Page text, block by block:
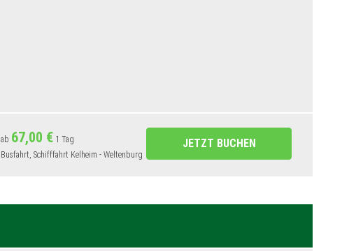
ab 67,00 € 1 Tag
Busfahrt, Schifffahrt Kelheim - Weltenburg
JETZT BUCHEN